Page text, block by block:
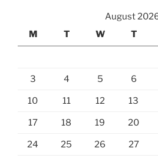
August
M
T W T
3 4 5 6
10 11 12 13
17 18 19 20
24 25 26 27